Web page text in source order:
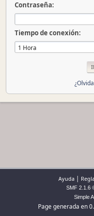
Contraseña:
Tiempo de conexión:
Ayuda |
SMF 2.1.6
Simple
Page generada en